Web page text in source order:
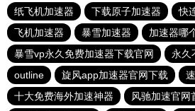
纸飞机加速器
下载原子加速器
快
飞机加速器
暴雪加速器
加速器哪
暴雪vp永久免费加速器下载官网
永久
outline
旋风app加速器官网下载
十大免费海外加速神器
风驰加速官网